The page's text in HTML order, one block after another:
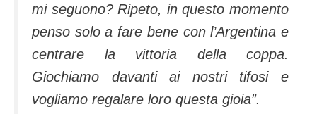
mi seguono? Ripeto, in questo momento
penso solo a fare bene con l’Argentina e
centrare la vittoria della coppa.
Giochiamo davanti ai nostri tifosi e
vogliamo regalare loro questa gioia”.